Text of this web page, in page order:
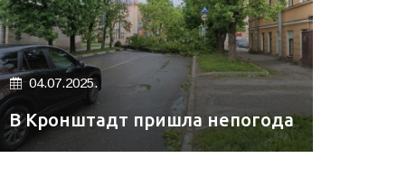
04.07.2025.
В Кронштадт пришла непогода